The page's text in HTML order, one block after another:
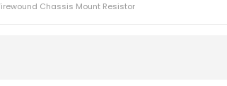
Chassis Mount Resistor